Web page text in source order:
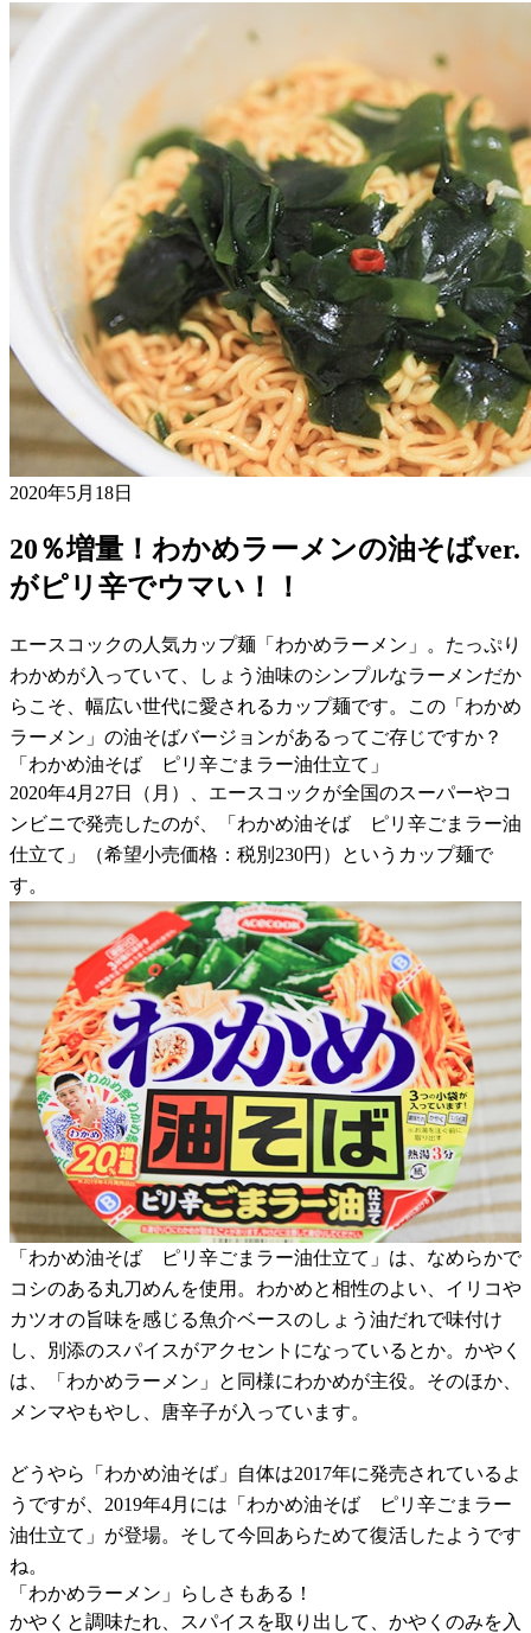
2020年5月18日
20％増量！わかめラーメンの油そばver.
がピリ辛でウマい！！
エースコックの人気カップ麺「わかめラーメン」。たっぷり
わかめが入っていて、しょう油味のシンプルなラーメンだか
らこそ、幅広い世代に愛されるカップ麺です。この「わかめ
ラーメン」の油そばバージョンがあるってご存じですか？
「わかめ油そば ピリ辛ごまラー油仕立て」
2020年4月27日（月）、エースコックが全国のスーパーやコ
ンビニで発売したのが、「わかめ油そば ピリ辛ごまラー油
仕立て」（希望小売価格：税別230円）というカップ麺で
す。
「わかめ油そば ピリ辛ごまラー油仕立て」は、なめらかで
コシのある丸刀めんを使用。わかめと相性のよい、イリコや
カツオの旨味を感じる魚介ベースのしょう油だれで味付け
し、別添のスパイスがアクセントになっているとか。かやく
は、「わかめラーメン」と同様にわかめが主役。そのほか、
メンマやもやし、唐辛子が入っています。
どうやら「わかめ油そば」自体は2017年に発売されているよ
うですが、2019年4月には「わかめ油そば ピリ辛ごまラー
油仕立て」が登場。そして今回あらためて復活したようです
ね。
「わかめラーメン」らしさもある！
かやくと調味たれ、スパイスを取り出して、かやくのみを入